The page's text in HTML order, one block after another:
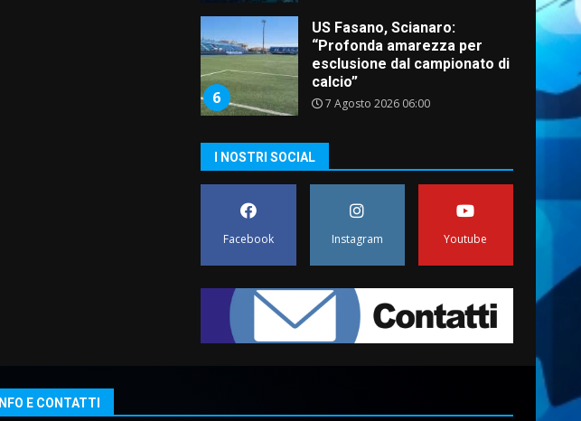
6
US Fasano, Scianaro:
“Profonda amarezza per
esclusione dal campionato di
calcio”
7 Agosto 2026 06:00
Fasanese ferito a colpi di
ricorrere per ottenere
l’iscrizione
8 Agosto 2026 19:55
Savelletri
I NOSTRI SOCIAL
Facebook Instagram Youtube
INFO E CONTATTI